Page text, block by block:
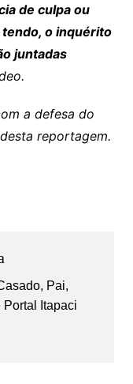
de culpa ou
o inquérito
juntadas
a defesa do
reportagem.
Pai,
Portal Itapaci